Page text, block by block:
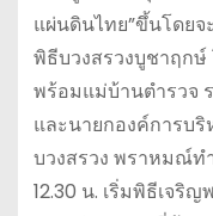
แผ่นดินไทย”ขึ้นโดยจ
พิธีบวงสรวงบูชาฤก
พร้อมแม่บ้านตำรวจ
และนายกองค์การบ
บวงสรวง พราหมณ์ท
12.30 น. เริ่มพิธีเจ